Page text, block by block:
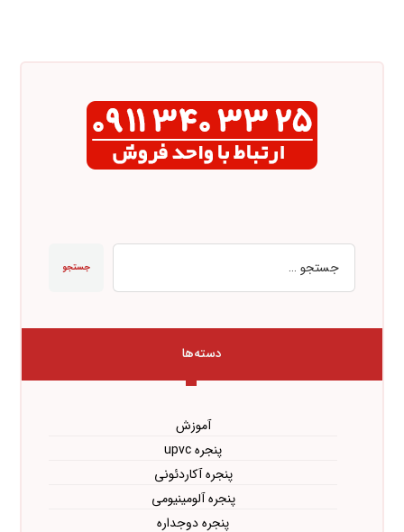
جستجو
دسته‌ها
آموزش
پنجره upvc
پنجره آکاردئونی
پنجره آلومینیومی
پنجره دوجداره